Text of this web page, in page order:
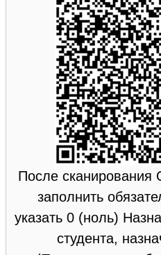
После сканирования
заполнить
указать 0 (ноль)
студента,